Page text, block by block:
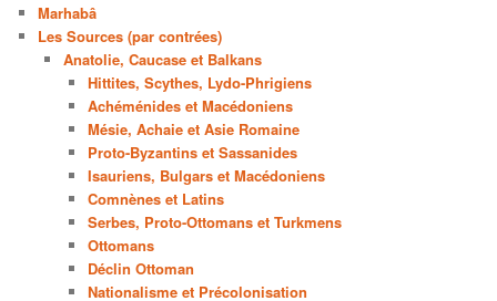
Marhabâ
Les Sources (par contrées)
Anatolie, Caucase et Balkans
Hittites, Scythes, Lydo-Phrigiens
Achéménides et Macédoniens
Mésie, Achaie et Asie Romaine
Proto-Byzantins et Sassanides
Isauriens, Bulgars et Macédoniens
Comnènes et Latins
Serbes, Proto-Ottomans et Turkmens
Ottomans
Déclin Ottoman
Nationalisme et Précolonisation